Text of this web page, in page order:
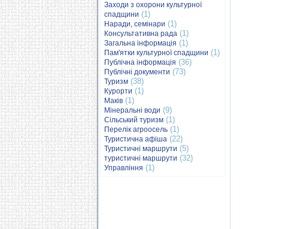
Заходи з охорони культурної
спадщини (1)
Наради, семінари (1)
Консультативна рада (1)
Загальна інформація (1)
Пам'ятки культурної спадщини (1)
Публічна інформація (36)
Публічні документи (73)
Туризм (38)
Курорти (1)
Маків (1)
Мінеральні води (9)
Сільський туризм (1)
Перелік агроосель (1)
Туристична афіша (22)
Туристичні маршрути (5)
туристичні маршрути (32)
Управління (1)